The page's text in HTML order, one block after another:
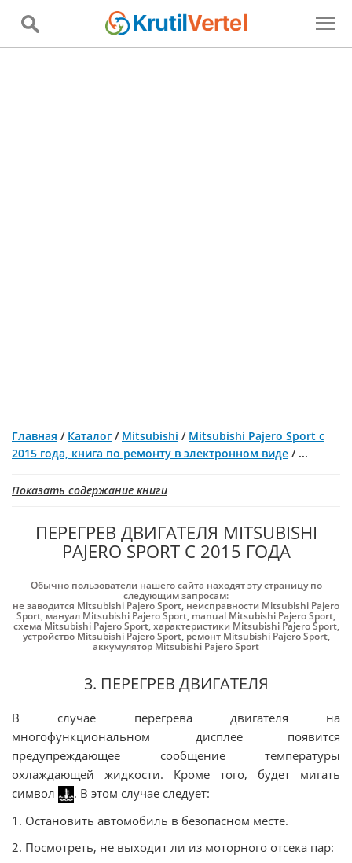
Главная / Каталог / Mitsubishi / Mitsubishi Pajero Sport с
2015 года, книга по ремонту в электронном виде / ...
Показать содержание книги
ПЕРЕГРЕВ ДВИГАТЕЛЯ MITSUBISHI
PAJERO SPORT С 2015 ГОДА
Обычно пользователи нашего сайта находят эту страницу по
следующим запросам:
не заводится Mitsubishi Pajero Sport, неисправности Mitsubishi Pajero
Sport, мануал Mitsubishi Pajero Sport, manual Mitsubishi Pajero Sport,
схема Mitsubishi Pajero Sport,характеристики Mitsubishi Pajero Sport,
устройство Mitsubishi Pajero Sport, ремонт Mitsubishi Pajero Sport,
аккумулятор Mitsubishi Pajero Sport
3. ПЕРЕГРЕВ ДВИГАТЕЛЯ
В случае перегрева двигателя на
многофункциональном дисплее появится
предупреждающее сообщение температуры
охлаждающей жидкости. Кроме того, будет мигать
символ
. В этом случае следует:
1. Остановить автомобиль в безопасном месте.
2. Посмотреть, не выходит ли из моторного отсека пар: